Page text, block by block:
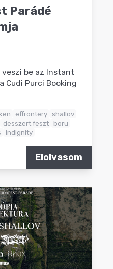
Parádé
be az Instant
Cudi Purci Booking
effrontery shallov
desszert feszt boru
indignity
Elolvasom